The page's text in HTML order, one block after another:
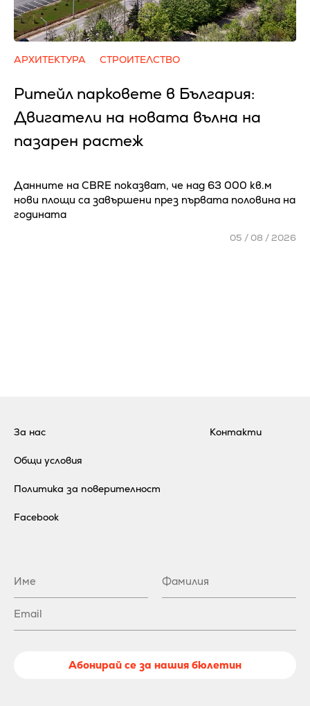
АРХИТЕКТУРА СТРОИТЕЛСТВО
Ритейл парковете в България:
Двигатели на новата вълна на
пазарен растеж
Данните на CBRE показват, че над 63 000 кв.м
нови площи са завършени през първата половина на
годината
05 / 08 / 2026
За нас
Общи условия
Политика за поверителност
Контакти
Facebook
Абонирай се за нашия бюлетин